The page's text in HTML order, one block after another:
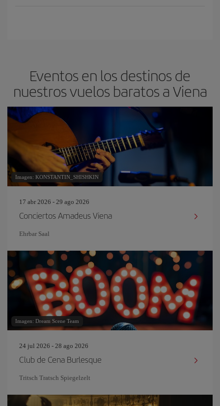
Eventos en los destinos de
nuestros vuelos baratos a Viena
Imagen: KONSTANTIN_SHISHKIN
17 abr 2026 - 29 ago 2026
Conciertos Amadeus Viena
Ehrbar Saal
Imagen: Dream Scene Team
24 jul 2026 - 28 ago 2026
Club de Cena Burlesque
Tritsch Tratsch Spiegelzelt